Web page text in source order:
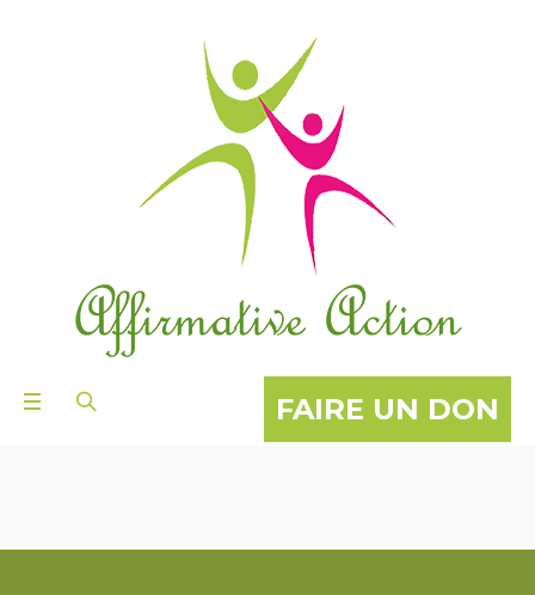
FAIRE UN DON